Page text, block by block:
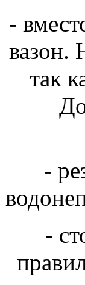
-
вазон.
так
-
-